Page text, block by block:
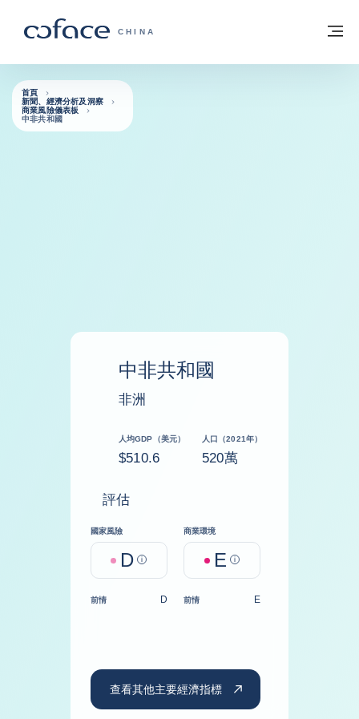
科法斯：攜手共創安全貿易 - 首頁
CHINA
返回首頁
首頁
新聞、經濟分析及洞察
商業風險儀表板
中非共和國
中非共和國
非洲
人均GDP（美元）
$510.6
人口（2021年）
520萬
評估
國家風險
D Help
商業環境
E Help
前情 D 前情 E
查看其他主要經濟指標